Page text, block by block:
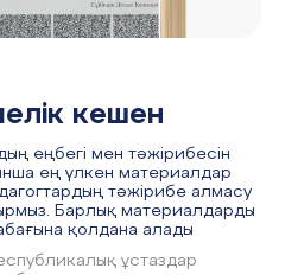
кешен
еңбегі мен тәжірибесін
ең үлкен материалдар
тәжірибе алмасу
Барлық материалдарды
қолдана алады
ұстаздар